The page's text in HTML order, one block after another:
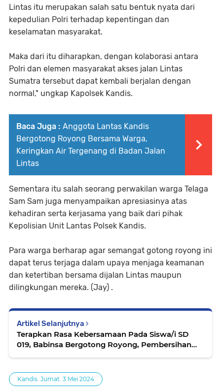
Lintas itu merupakan salah satu bentuk nyata dari
kepedulian Polri terhadap kepentingan dan
keselamatan masyarakat.
Maka dari itu diharapkan, dengan kolaborasi antara
Polri dan elemen masyarakat akses jalan Lintas
Sumatra tersebut dapat kembali berjalan dengan
normal," ungkap Kapolsek Kandis.
Baca Juga : Anggota Lantas Kandis
Bergotong Royong Bersama Warga,
Keringkan Air Tergenang di Badan Jalan
Lintas
Sementara itu salah seorang perwakilan warga Telaga
Sam Sam juga menyampaikan apresiasinya atas
kehadiran serta kerjasama yang baik dari pihak
Kepolisian Unit Lantas Polsek Kandis.
Para warga berharap agar semangat gotong royong ini
dapat terus terjaga dalam upaya menjaga keamanan
dan ketertiban bersama dijalan Lintas maupun
dilingkungan mereka. (Jay) .
Artikel Selanjutnya
Terapkan Rasa Kebersamaan Pada Siswa/i SD
019, Babinsa Bergotong Royong, Pembersihan
Kandis. Jumat. 3 Mei 2024